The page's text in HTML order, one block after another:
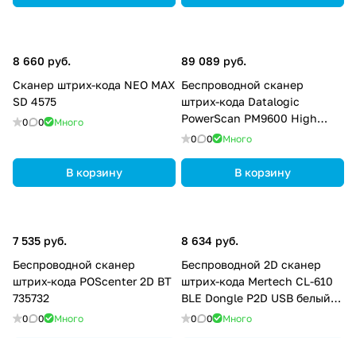
8 660 руб.
Сканер штрих-кода NEO MAX
SD 4575
0 0 Много
В корзину
89 089 руб.
Беспроводной сканер
штрих-кода Datalogic
PowerScan PM9600 High
Performance PM9600-
0 0 Много
В корзину
7 535 руб.
Беспроводной сканер
штрих-кода POScenter 2D BT
735732
0 0 Много
8 634 руб.
Беспроводной 2D сканер
штрих-кода Mertech CL-610
BLE Dongle P2D USB белый
4834
0 0 Много